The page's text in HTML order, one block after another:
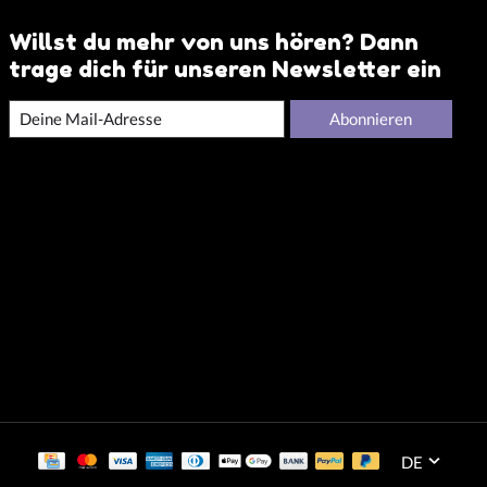
Willst du mehr von uns hören? Dann
trage dich für unseren Newsletter ein
Abonnieren
DE